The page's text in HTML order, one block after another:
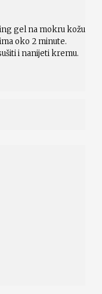
gel na mokru kožu
oko 2 minute.
i nanijeti kremu.